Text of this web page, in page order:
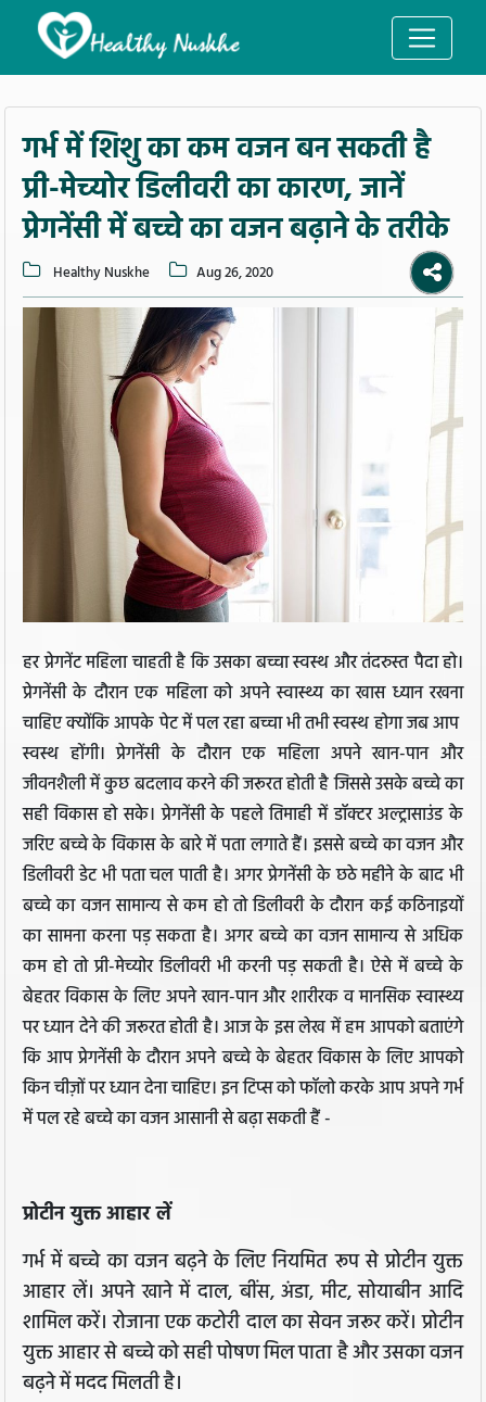
गर्भ में शिशु का कम वजन बन सकती है
प्री-मेच्योर डिलीवरी का कारण, जानें
प्रेगनेंसी में बच्चे का वजन बढ़ाने के तरीके
Healthy Nuskhe Aug 26, 2020
हर प्रेगनेंट महिला चाहती है कि उसका बच्चा स्वस्थ और तंदरुस्त पैदा हो।
प्रेगनेंसी के दौरान एक महिला को अपने स्वास्थ्य का खास ध्यान रखना
चाहिए क्योंकि आपके पेट में पल रहा बच्चा भी तभी स्वस्थ होगा जब आप
स्वस्थ होंगी। प्रेगनेंसी के दौरान एक महिला अपने खान-पान और
जीवनशैली में कुछ बदलाव करने की जरूरत होती है जिससे उसके बच्चे का
सही विकास हो सके। प्रेगनेंसी के पहले तिमाही में डॉक्टर अल्ट्रासाउंड के
जरिए बच्चे के विकास के बारे में पता लगाते हैं। इससे बच्चे का वजन और
डिलीवरी डेट भी पता चल पाती है। अगर प्रेगनेंसी के छठे महीने के बाद भी
बच्चे का वजन सामान्य से कम हो तो डिलीवरी के दौरान कई कठिनाइयों
का सामना करना पड़ सकता है। अगर बच्चे का वजन सामान्य से अधिक
कम हो तो प्री-मेच्योर डिलीवरी भी करनी पड़ सकती है। ऐसे में बच्चे के
बेहतर विकास के लिए अपने खान-पान और शारीरक व मानसिक स्वास्थ्य
पर ध्यान देने की जरूरत होती है। आज के इस लेख में हम आपको बताएंगे
कि आप प्रेगनेंसी के दौरान अपने बच्चे के बेहतर विकास के लिए आपको
किन चीज़ों पर ध्यान देना चाहिए। इन टिप्स को फॉलो करके आप अपने गर्भ
में पल रहे बच्चे का वजन आसानी से बढ़ा सकती हैं -
प्रोटीन युक्त आहार लें
गर्भ में बच्चे का वजन बढ़ने के लिए नियमित रूप से प्रोटीन युक्त
आहार लें। अपने खाने में दाल, बींस, अंडा, मीट, सोयाबीन आदि
शामिल करें। रोजाना एक कटोरी दाल का सेवन जरूर करें। प्रोटीन
युक्त आहार से बच्चे को सही पोषण मिल पाता है और उसका वजन
बढ़ने में मदद मिलती है।